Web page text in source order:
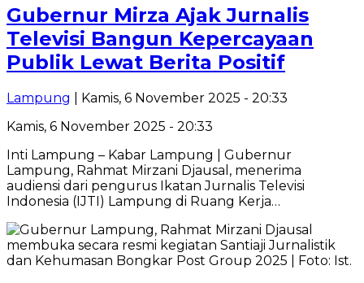
Gubernur Mirza Ajak Jurnalis
Televisi Bangun Kepercayaan
Publik Lewat Berita Positif
Lampung
| Kamis, 6 November 2025 - 20:33
Kamis, 6 November 2025 - 20:33
Inti Lampung – Kabar Lampung | Gubernur
Lampung, Rahmat Mirzani Djausal, menerima
audiensi dari pengurus Ikatan Jurnalis Televisi
Indonesia (IJTI) Lampung di Ruang Kerja…